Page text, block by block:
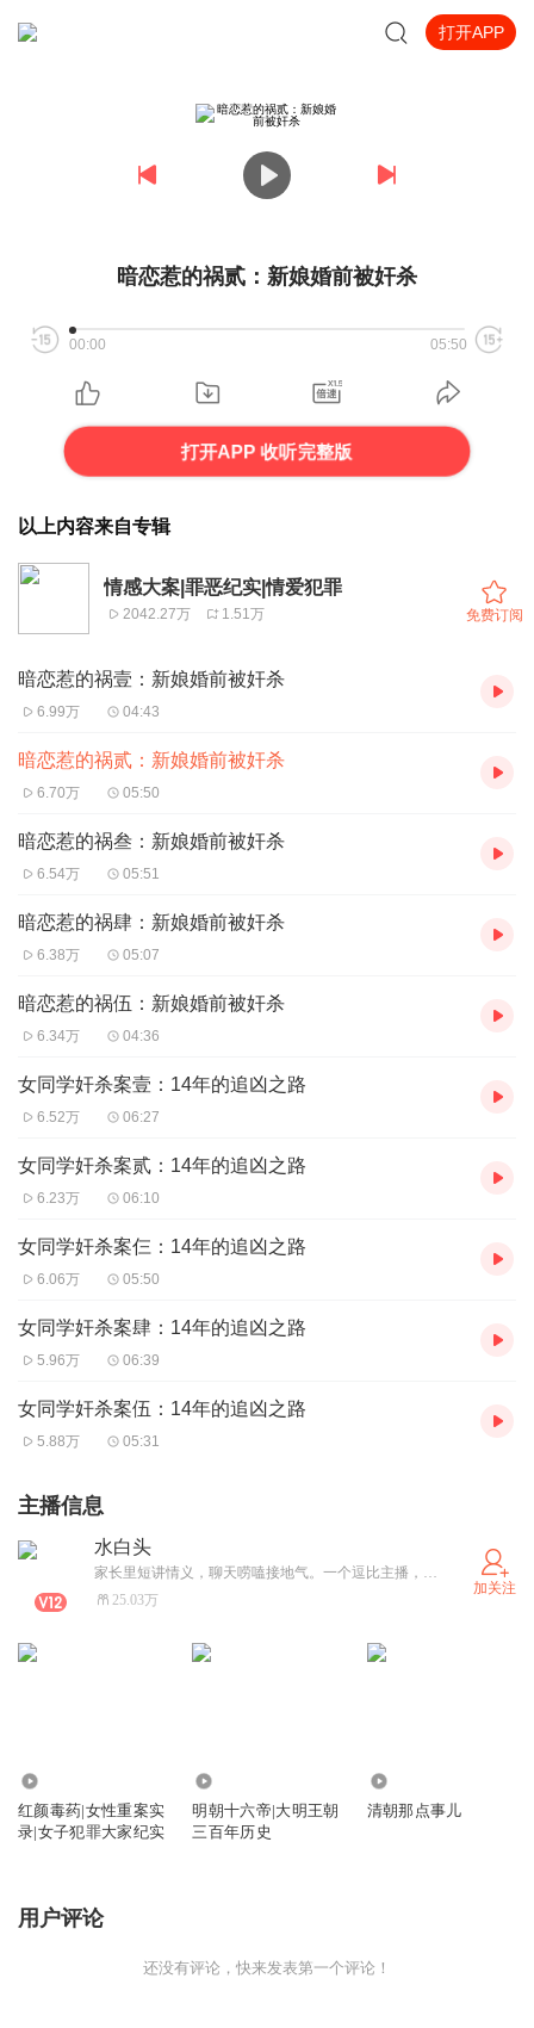
打开APP
暗恋惹的祸贰：新娘婚前被奸杀
00:00 05:50
打开APP 收听完整版
以上内容来自专辑
情感大案|罪恶纪实|情爱犯罪
2042.27万 1.51万 免费订阅
暗恋惹的祸壹：新娘婚前被奸杀
6.99万 04:43
暗恋惹的祸贰：新娘婚前被奸杀
6.70万 05:50
暗恋惹的祸叁：新娘婚前被奸杀
6.54万 05:51
暗恋惹的祸肆：新娘婚前被奸杀
6.38万 05:07
暗恋惹的祸伍：新娘婚前被奸杀
6.34万 04:36
女同学奸杀案壹：14年的追凶之路
6.52万 06:27
女同学奸杀案贰：14年的追凶之路
6.23万 06:10
女同学奸杀案仨：14年的追凶之路
6.06万 05:50
女同学奸杀案肆：14年的追凶之路
5.96万 06:39
女同学奸杀案伍：14年的追凶之路
5.88万 05:31
主播信息
水白头
家长里短讲情义，聊天唠嗑接地气。一个逗比主播，用最通俗的语言给您讲述不平凡的故事。 谈天说地讲灵异，描鬼画狐有正气。还是那个逗比主播，讲的鬼故事惊悚中带有那么一丝丝逗比的味道，让您不光恐怖，而且会心一笑。 我就是逗比主播：水白头
25.03万
加关注
红颜毒药|女性重案实
录|女子犯罪大家纪实
明朝十六帝|大明王朝
三百年历史
清朝那点事儿
用户评论
还没有评论，快来发表第一个评论！